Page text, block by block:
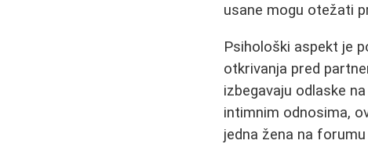
usane mogu otežati
Psihološki aspekt je
otkrivanja pred
izbegavaju odlaske
intimnim odnosima,
jedna žena na